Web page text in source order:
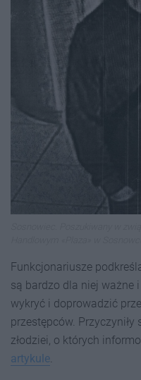
Funkcjonariusze
są bardzo dla niej ważne
wykryć i doprowadzić
przestępców. Przyczyniły
złodziei, o których
artykule